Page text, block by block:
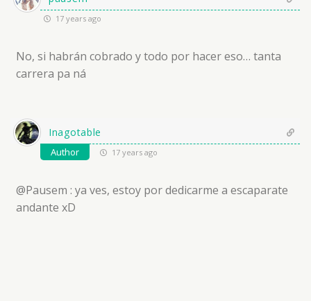
17 years ago
No, si habrán cobrado y todo por hacer eso… tanta
carrera pa ná
Inagotable
Author 17 years ago
@Pausem : ya ves, estoy por dedicarme a escaparate
andante xD